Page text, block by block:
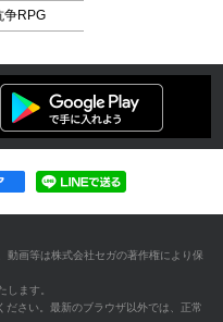
争RPG
動画等は株式会社セガの著作権により保
します。
さい。最新のブラウザ以外では、正常